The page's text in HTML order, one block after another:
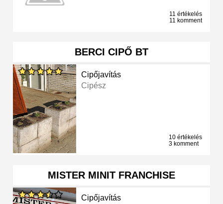
11 értékelés
11 komment
BERCI CIPŐ BT
Cipőjavítás
Cipész
10 értékelés
3 komment
MISTER MINIT FRANCHISE
Cipőjavítás